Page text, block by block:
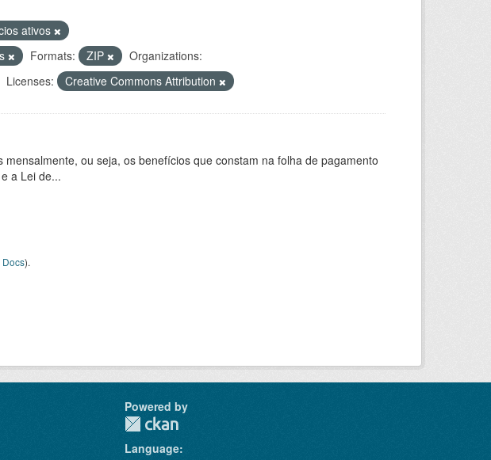
ativos
Formats: ZIP
Organizations:
Licenses: Creative Commons Attribution
ou seja, os benefícios que constam na folha de pagamento
a Lei de...
Docs).
Powered by
Language